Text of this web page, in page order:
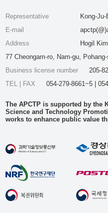
Representative
Kong-
E-mail
Address
Hogil
77 Cheongam-ro, Nam-gu,
Business license number
205-
TEL | FAX
054-279-8661~5 |
The APCTP is supported by the
Science and Technology
works to enhance public value